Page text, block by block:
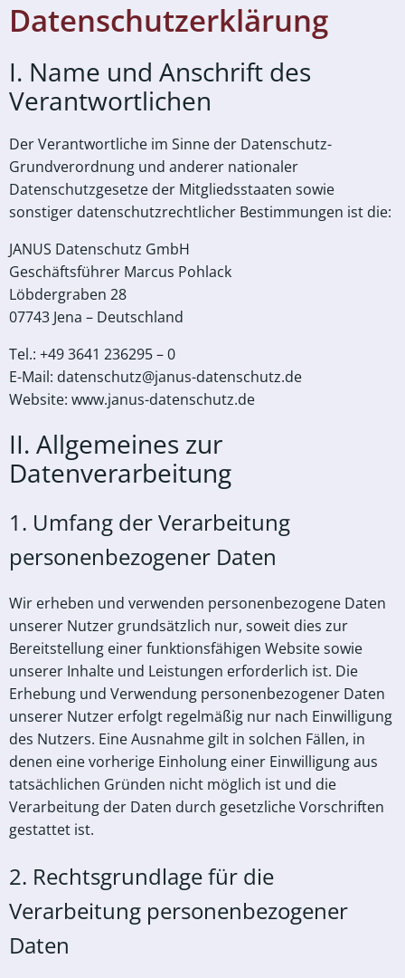
Datenschutzerklärung
I. Name und Anschrift des
Verantwortlichen
Der Verantwortliche im Sinne der Datenschutz-
Grundverordnung und anderer nationaler
Datenschutzgesetze der Mitgliedsstaaten sowie
sonstiger datenschutzrechtlicher Bestimmungen ist die:
JANUS Datenschutz GmbH
Geschäftsführer Marcus Pohlack
Löbdergraben 28
07743 Jena – Deutschland
Tel.: +49 3641 236295 – 0
E-Mail: datenschutz@janus-datenschutz.de
Website: www.janus-datenschutz.de
II. Allgemeines zur
Datenverarbeitung
1. Umfang der Verarbeitung
personenbezogener Daten
Wir erheben und verwenden personenbezogene Daten
unserer Nutzer grundsätzlich nur, soweit dies zur
Bereitstellung einer funktionsfähigen Website sowie
unserer Inhalte und Leistungen erforderlich ist. Die
Erhebung und Verwendung personenbezogener Daten
unserer Nutzer erfolgt regelmäßig nur nach Einwilligung
des Nutzers. Eine Ausnahme gilt in solchen Fällen, in
denen eine vorherige Einholung einer Einwilligung aus
tatsächlichen Gründen nicht möglich ist und die
Verarbeitung der Daten durch gesetzliche Vorschriften
gestattet ist.
2. Rechtsgrundlage für die
Verarbeitung personenbezogener
Daten